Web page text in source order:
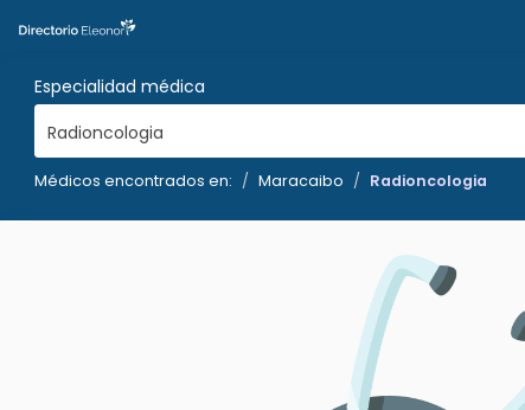
Especialidad médica
Radioncologia
Médicos encontrados en: Maracaibo Radioncologia